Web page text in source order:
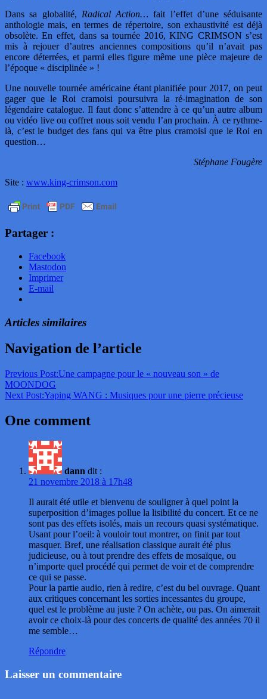
Dans sa globalité, Radical Action… fait l’effet d’une séduisante
anthologie mais, en termes de répertoire, son exhaustivité est déjà
obsolète. En effet, dans sa tournée 2016, KING CRIMSON s’est
mis à rejouer d’autres anciennes compositions qu’il n’avait pas
encore déterrées, et parmi elles figure même une pièce majeure de
l’époque « disciplinée » !
Une nouvelle tournée américaine étant planifiée pour 2017, on peut
gager que le Roi cramoisi poursuivra la ré-imagination de son
légendaire catalogue. Il faut donc s’attendre à ce qu’un autre album
ou vidéo live ou coffret nous soit vendu l’an prochain. À ce rythme-
là, c’est le budget des fans qui va être plus cramoisi que le Roi en
question…
Stéphane Fougère
Site : www.king-crimson.com
Partager :
Facebook
Mastodon
Imprimer
E-mail
Articles similaires
Navigation de l’article
Previous Post:Une campagne pour le « nouveau son » de
MOONDOG
Next Post:Yaping WANG : Musiques pour une pierre précieuse
One comment
dann dit :
21 novembre 2018 à 17h48
Il aurait été utile et bienvenu de souligner à quel point la
superposition d’images pollue la lisibilité du concert. Et ce ne
sont pas des effets isolés, mais un recours quasi systématique.
Usant pour l’oeil: à vouloir tout montrer, on finit par tout
masquer. Bref, une réalisation classique aurait été plus
judicieuse, ou à tout prendre des effets de mosaïque, ou
n’importe quel procédé qui permet de voir et de comprendre
ce qui se passe.
Pour la partie audio, rien à redire, c’est du bel ouvrage. Quant
aux critiques concernant les sorties incessantes du groupe,
quel est le problème au juste ? On achète, ou pas. On aimerait
avoir ce choix-là pour des concerts de qualité des années 70 il
me semble…
Répondre
Laisser un commentaire